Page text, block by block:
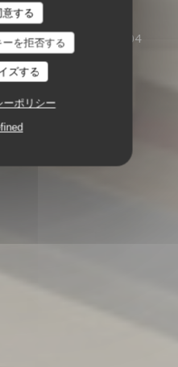
意する
を拒否する
ズする
ーポリシー
ROI DE SICILE 75004